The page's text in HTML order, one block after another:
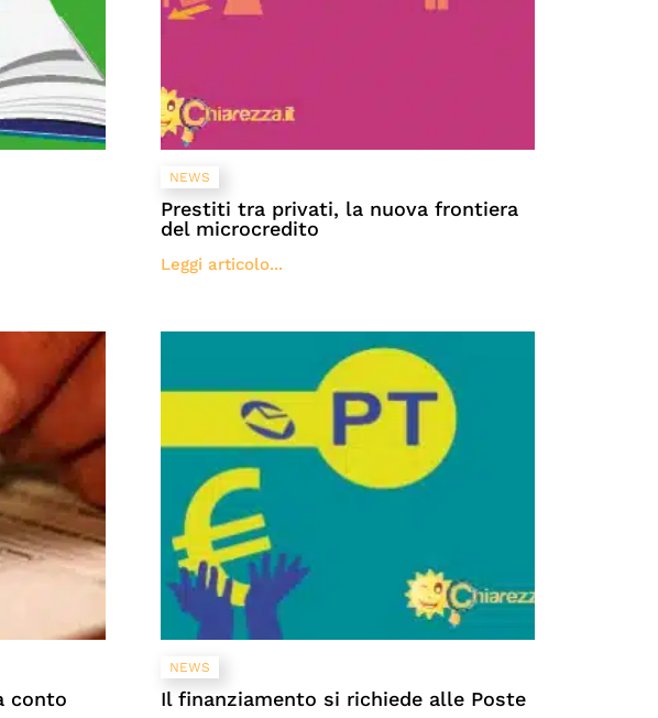
NEWS
Prestiti tra privati, la nuova frontiera
del microcredito
Leggi articolo...
conto
NEWS
Il finanziamento si richiede alle Poste